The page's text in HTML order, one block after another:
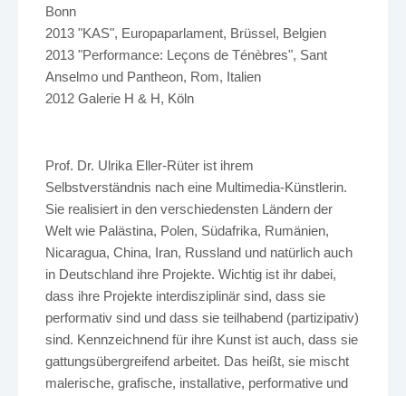
Bonn
2013 "KAS", Europaparlament, Brüssel, Belgien
2013 "Performance: Leçons de Ténèbres", Sant
Anselmo und Pantheon, Rom, Italien
2012 Galerie H & H, Köln
Prof. Dr. Ulrika Eller-Rüter ist ihrem
Selbstverständnis nach eine Multimedia-Künstlerin.
Sie realisiert in den verschiedensten Ländern der
Welt wie Palästina, Polen, Südafrika, Rumänien,
Nicaragua, China, Iran, Russland und natürlich auch
in Deutschland ihre Projekte. Wichtig ist ihr dabei,
dass ihre Projekte interdisziplinär sind, dass sie
performativ sind und dass sie teilhabend (partizipativ)
sind. Kennzeichnend für ihre Kunst ist auch, dass sie
gattungsübergreifend arbeitet. Das heißt, sie mischt
malerische, grafische, installative, performative und